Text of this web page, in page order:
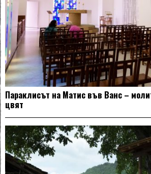
Параклисът на Матис във Ванс –
цвят